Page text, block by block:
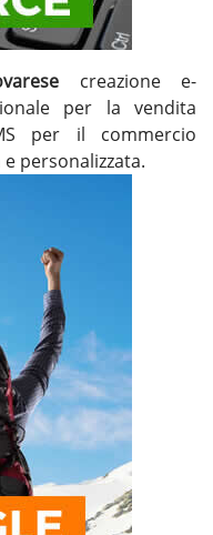
creazione e-
per la vendita
per il commercio
personalizzata.